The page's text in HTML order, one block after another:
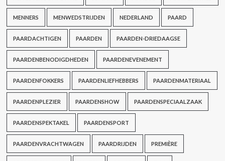
MENNERS MENWEDSTRIJDEN NEDERLAND PAARD
PAARDACHTIGEN PAARDEN PAARDEN-DRIEDAAGSE
PAARDENBENODIGDHEDEN PAARDENEVENEMENT
PAARDENFOKKERS PAARDENLIEFHEBBERS PAARDENMATERIAAL
PAARDENPLEZIER PAARDENSHOW PAARDENSPECIAALZAAK
PAARDENSPEKTAKEL PAARDENSPORT
PAARDENVRACHTWAGEN PAARDRIJDEN PREMIÈRE